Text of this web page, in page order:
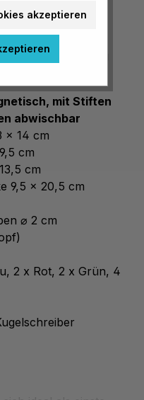
1.538 Teile.
mit Stiften
abwischbar
x 14 cm
cm
cm
9,5 x 20,5 cm
⌀ 2 cm
2 x Rot, 2 x Grün, 4
akzeptieren